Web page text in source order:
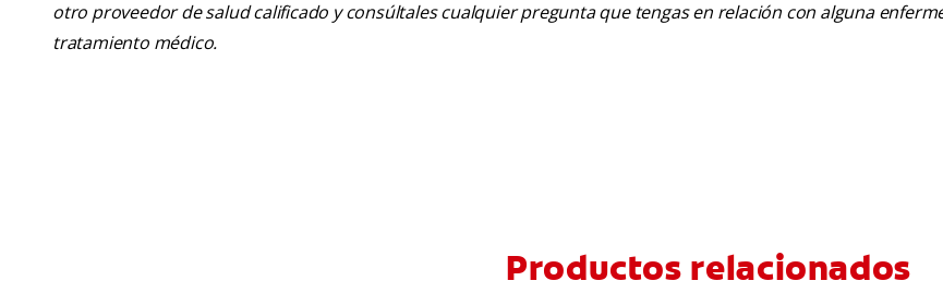
otro proveedor de salud calificado y consúltales cualquier pregunta que tengas en relación con alguna
tratamiento médico.
Productos relacionados